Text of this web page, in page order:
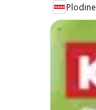
Plodine